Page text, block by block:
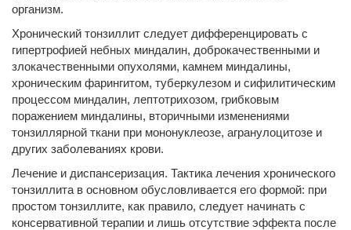
организм.
Хронический тонзиллит следует дифференцировать с
гипертрофией небных миндалин, доброкачественными и
злокачественными опухолями, камнем миндалины,
хроническим фарингитом, туберкулезом и сифилитическим
процессом миндалин, лептотрихозом, грибковым
поражением миндалины, вторичными изменениями
тонзиллярной ткани при мононуклеозе, агранулоцитозе и
других заболеваниях крови.
Лечение и диспансеризация. Тактика лечения хронического
тонзиллита в основном обусловливается его формой: при
простом тонзиллите, как правило, следует начинать с
консервативной терапии и лишь отсутствие эффекта после